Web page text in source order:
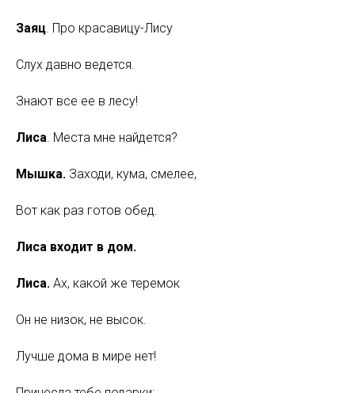
Заяц. Про красавицу-Лису
Слух давно ведется.
Знают все ее в лесу!
Лиса. Места мне найдется?
Мышка. Заходи, кума, смелее,
Вот как раз готов обед.
Лиса входит в дом.
Лиса. Ах, какой же теремок
Он не низок, не высок.
Лучше дома в мире нет!